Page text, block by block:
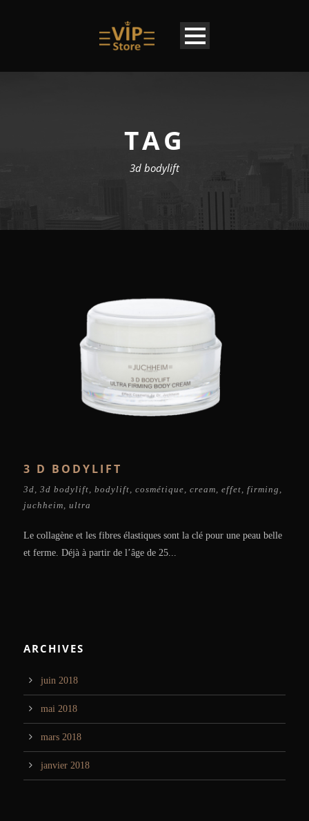
FR
TAG
3d bodylift
3 D BODYLIFT
3d 3d bodylift bodylift cosmétique cream effet firming
juchheim ultra
Le collagène et les fibres élastiques sont la clé pour une peau belle
et ferme. Déjà à partir de l’âge de 25...
ARCHIVES
juin 2018
mai 2018
mars 2018
janvier 2018